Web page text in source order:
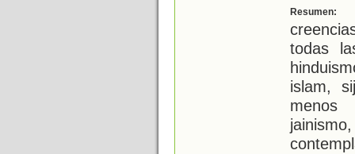
Resumen:
todas
islam,